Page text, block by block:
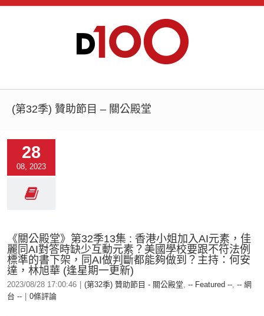
(第32季) 贊助節目 – 關公殿堂
28
08, 2023
《關公殿堂》第32季13集 : 香港小姐加入AI元素，佳
麗同AI對答時缺少互動元素？美國學校要跟不符法例
標準的書下架，同AI做判斷都能夠做到？主持：何安
達，林旭華 (逢星期一更新)
2023/08/28 17:00:46 (第32季) 贊助節目 - 關公殿堂, -- Featured --, -- 網
台 --
0條評論